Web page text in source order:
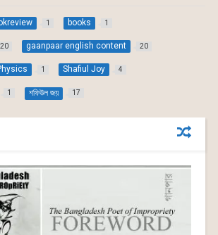
ai
l
1 books 1
20 gaanpaar english content 20
1 Shafiul Joy 4
1 শফিউল জয় 17